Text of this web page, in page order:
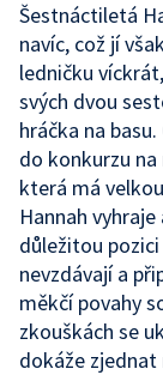
Šestnáctiletá
navíc, což jí
ledničku
svých dvou
hráčka na
do konkurzu
která má
Hannah
důležitou
nevzdávají a
měkčí povahy
zkouškách se
dokáže